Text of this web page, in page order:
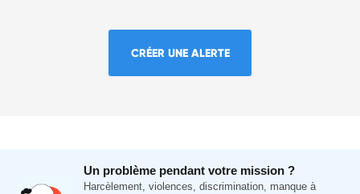
CRÉER UNE ALERTE
Un problème pendant votre mission ?
Harcèlement, violences, discrimination, manque à